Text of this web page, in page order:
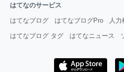
はてなのサービス
はてなブログ はてなブログPro 人力
はてなブログ タグ はてなニュース